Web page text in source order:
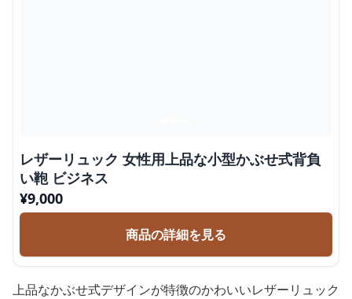
レザーリュック 女性用上品な小型かぶせ式背負
い鞄 ビジネス
¥9,000
商品の詳細を見る
上品なかぶせ式デザインが特徴のかわいいレザーリュック